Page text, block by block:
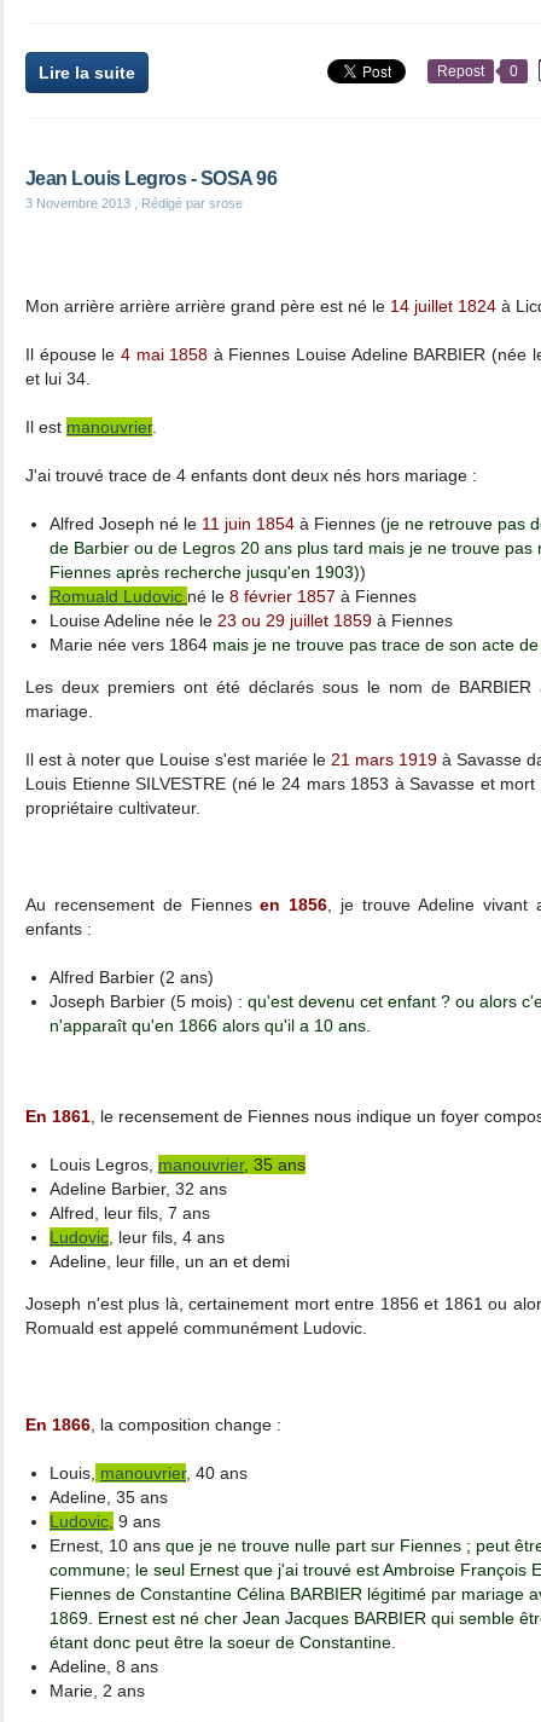
Lire la suite Repost 0
Jean Louis Legros - SOSA 96
3 Novembre 2013 , Rédigé par srose
Mon arrière arrière arrière grand père est né le 14 juillet 1824 à
Il épouse le 4 mai 1858 à Fiennes Louise Adeline BARBIER (née
et lui 34.
Il est manouvrier.
J'ai trouvé trace de 4 enfants dont deux nés hors mariage :
Alfred Joseph né le 11 juin 1854 à Fiennes (je ne retrouve pas
de Barbier ou de Legros 20 ans plus tard mais je ne trouve pas
Fiennes après recherche jusqu'en 1903))
Romuald Ludovic né le 8 février 1857 à Fiennes
Louise Adeline née le 23 ou 29 juillet 1859 à Fiennes
Marie née vers 1864 mais je ne trouve pas trace de son acte
Les deux premiers ont été déclarés sous le nom de
mariage.
Il est à noter que Louise s'est mariée le 21 mars 1919 à Savasse
Louis Etienne SILVESTRE (né le 24 mars 1853 à Savasse et
propriétaire cultivateur.
Au recensement de Fiennesen 1856, je trouve Adeline vivant
enfants :
Alfred Barbier (2 ans)
Joseph Barbier (5 mois) : qu'est devenu cet enfant ? ou alors
n'apparaît qu'en 1866 alors qu'il a 10 ans.
En 1861, le recensement de Fiennes nous indique un foyer
Louis Legros, manouvrier, 35 ans
Adeline Barbier, 32 ans
Alfred, leur fils, 7 ans
Ludovic, leur fils, 4 ans
Adeline, leur fille, un an et demi
Joseph n'est plus là, certainement mort entre 1856 et 1861 ou
Romuald est appelé communément Ludovic.
En 1866, la composition change :
Louis, manouvrier, 40 ans
Adeline, 35 ans
Ludovic, 9 ans
Ernest, 10 ans que je ne trouve nulle part sur Fiennes ; peut
commune; le seul Ernest que j'ai trouvé est Ambroise François
Fiennes de Constantine Célina BARBIER légitimé par mariage
1869. Ernest est né cher Jean Jacques BARBIER qui semble
étant donc peut être la soeur de Constantine.
Adeline, 8 ans
Marie, 2 ans